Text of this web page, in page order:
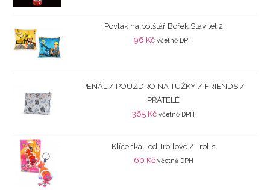
Povlak na polštář Bořek Stavitel 2
96 Kč včetně DPH
PENÁL / POUZDRO NA TUŽKY / FRIENDS /
PŘÁTELÉ
365 Kč včetně DPH
Klíčenka Led Trollové / Trolls
60 Kč včetně DPH